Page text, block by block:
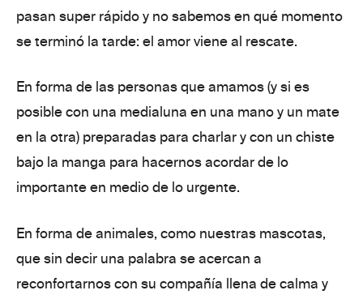
pasan super rápido y no sabemos en qué momento
se terminó la tarde: el amor viene al rescate.
En forma de las personas que amamos (y si es
posible con una medialuna en una mano y un mate
en la otra) preparadas para charlar y con un chiste
bajo la manga para hacernos acordar de lo
importante en medio de lo urgente.
En forma de animales, como nuestras mascotas,
que sin decir una palabra se acercan a
reconfortarnos con su compañía llena de calma y